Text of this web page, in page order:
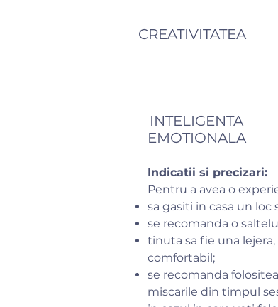
CREATIVITATEA
INTELIGENTA
EMOTIONALA
Indicatii si precizari:
Pentru a avea o
sa gasiti in casa un
se recomanda o
tinuta sa fie una
comfortabil;
se recomanda
miscarile din timpul